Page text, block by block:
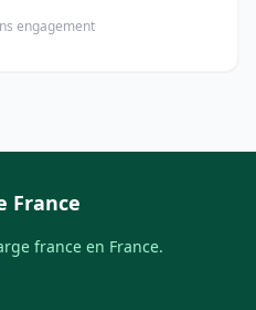
engagement
France
france en France.